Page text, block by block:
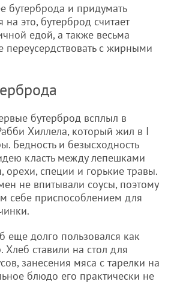
бутерброда и придумать
это, бутерброд считает
едой, а также весьма
переусердствовать с жирными
бутерброд всплыл в
Хиллела, который жил в I
Бедность и безысходность
класть между лепешками
орехи, специи и горькие травы.
не впитывали соусы, поэтому
себе приспособлением для
еще долго пользовался как
Хлеб ставили на стол для
занесения мяса с тарелки на
блюдо его практически не